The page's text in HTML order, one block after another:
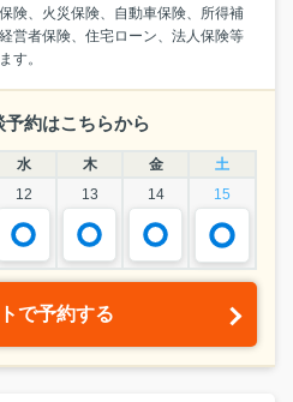
険、火災保険、自動車保険、所得補
営者保険、住宅ローン、法人保険等
す。
予約はこちらから
水 木 金
土
12 13 14 15
で予約する